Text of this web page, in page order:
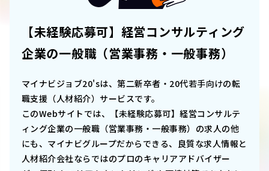
【未経験応募可】経営コンサルティング
企業の一般職（営業事務・一般事務）
マイナビジョブ20'sは、第二新卒者・20代若手向けの転
職支援（人材紹介）サービスです。
このWebサイトでは、
【未経験応募可】経営コンサルテ
ィング企業の一般職（営業事務・一般事務） の求人の他
にも、マイナビグループだからできる、良質な求人情報と
人材紹介会社ならではのプロのキャリアアドバイザー